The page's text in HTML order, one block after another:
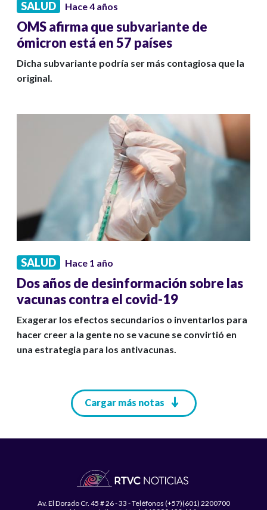
SALUD Hace 4 años
OMS afirma que subvariante de
ómicron está en 57 países
Dicha subvariante podría ser más contagiosa que la
original.
SALUD Hace 1 año
Dos años de desinformación sobre las
vacunas contra el covid-19
Exagerar los efectos secundarios o inventarlos para
hacer creer a la gente no se vacune se convirtió en
una estrategia para los antivacunas.
Cargar más notas
Av. El Dorado Cr. 45 # 26 - 33 - Teléfonos (+57)(601) 2200700